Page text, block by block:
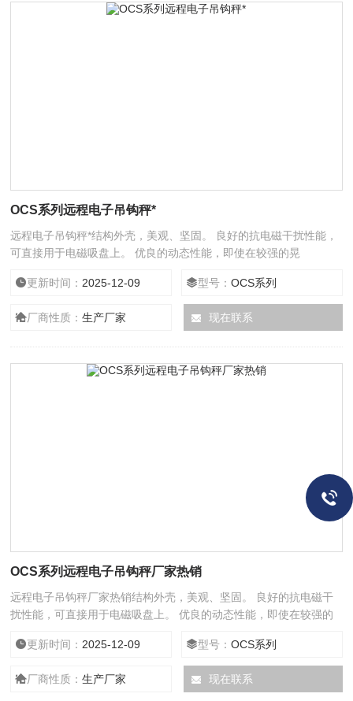
OCS系列远程电子吊钩秤*
远程电子吊钩秤*结构外壳，美观、坚固。 良好的抗电磁干扰性能，
可直接用于电磁吸盘上。 优良的动态性能，即使在较强的晃
更新时间： 2025-12-09 型号：OCS系列
厂商性质：生产厂家 现在联系
OCS系列远程电子吊钩秤厂家热销
远程电子吊钩秤厂家热销结构外壳，美观、坚固。 良好的抗电磁干
扰性能，可直接用于电磁吸盘上。 优良的动态性能，即使在较强的
更新时间： 2025-12-09 型号：OCS系列
厂商性质：生产厂家 现在联系